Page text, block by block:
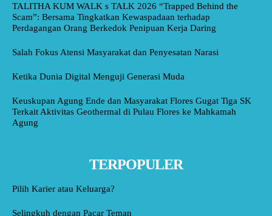
TALITHA KUM WALK s TALK 2026 “Trapped Behind the
Scam”: Bersama Tingkatkan Kewaspadaan terhadap
Perdagangan Orang Berkedok Penipuan Kerja Daring
Salah Fokus Atensi Masyarakat dan Penyesatan Narasi
Ketika Dunia Digital Menguji Generasi Muda
Keuskupan Agung Ende dan Masyarakat Flores Gugat Tiga SK
Terkait Aktivitas Geothermal di Pulau Flores ke Mahkamah
Agung
TERPOPULER
Pilih Karier atau Keluarga?
Selingkuh dengan Pacar Teman